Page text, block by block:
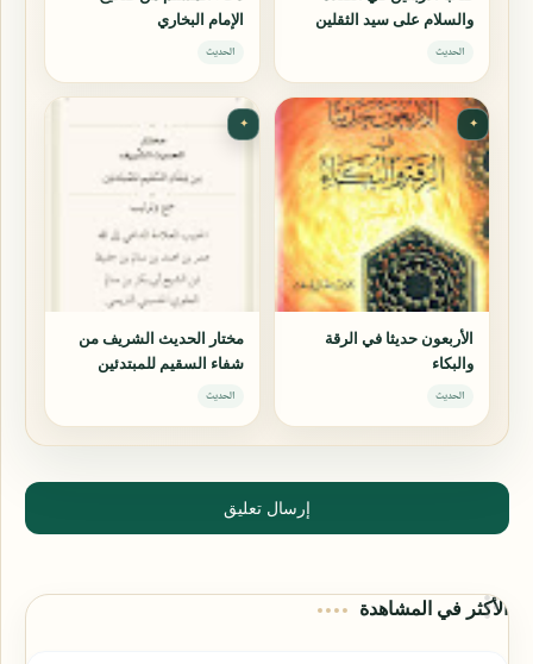
والسلام على سيد الثقلين
الحديث
الإمام البخاري
الحديث
✦
الأربعون حديثا في الرقة
والبكاء
الحديث
✦
مختار الحديث الشريف من
شفاء السقيم للمبتدئين
الحديث
إرسال تعليق
الأكثر في المشاهدة